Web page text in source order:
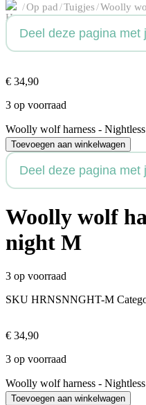
/Op pad/Tuigjes/Woolly
Deel deze pagina met
€ 34,90
3 op voorraad
Woolly wolf harness -
Toevoegen aan winkelwagen
Deel deze pagina met
Woolly wolf
night M
3 op voorraad
SKU HRNSNNGHT-M
€ 34,90
3 op voorraad
Woolly wolf harness -
Toevoegen aan winkelwagen